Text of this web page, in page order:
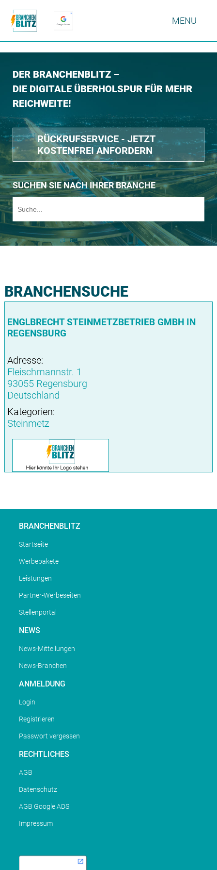
MENU
DER BRANCHENBLITZ –
DIE DIGITALE ÜBERHOLSPUR FÜR MEHR
REICHWEITE!
RÜCKRUFSERVICE - JETZT
KOSTENFREI ANFORDERN
SUCHEN SIE NACH IHRER BRANCHE
BRANCHENSUCHE
ENGLBRECHT STEINMETZBETRIEB GMBH IN
REGENSBURG
Adresse:
Fleischmannstr. 1
93055 Regensburg
Deutschland
Kategorien:
Steinmetz
BRANCHENBLITZ
Startseite
Werbepakete
Leistungen
Partner-Werbeseiten
Stellenportal
NEWS
News-Mitteilungen
News-Branchen
ANMELDUNG
Login
Registrieren
Passwort vergessen
RECHTLICHES
AGB
Datenschutz
AGB Google ADS
Impressum